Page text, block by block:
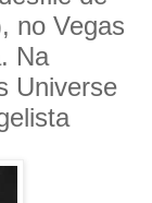
no Vegas
Na
Universe